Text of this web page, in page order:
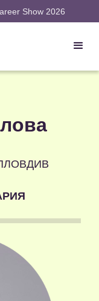
Show 2026